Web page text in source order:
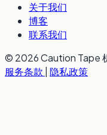
关于我们
博客
联系我们
© 2026 Caution Tape
服务条款 隐私政策